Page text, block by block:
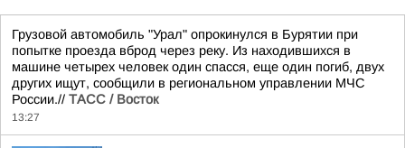
Грузовой автомобиль "Урал" опрокинулся в Бурятии при
попытке проезда вброд через реку. Из находившихся в
машине четырех человек один спасся, еще один погиб, двух
других ищут, сообщили в региональном управлении МЧС
России.// ТАСС / Восток
13:27